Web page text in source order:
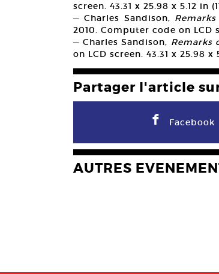
screen. 43.31 x 25.98 x 5.12 in
— Charles Sandison,
2010. Computer code on LCD
— Charles Sandison, Remarks
on LCD screen. 43.31 x 25.98 x
Partager l'article
F Facebook
AUTRES